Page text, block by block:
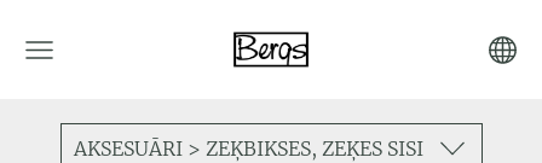
AKSESUĀRI > ZEĶBIKSES, ZEĶES SISI